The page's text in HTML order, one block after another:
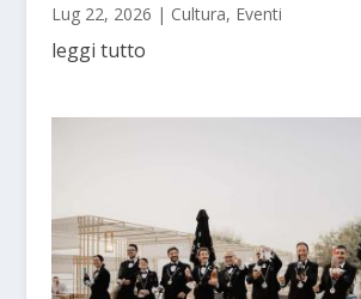
Lug 22, 2026 | Cultura, Eventi
leggi tutto